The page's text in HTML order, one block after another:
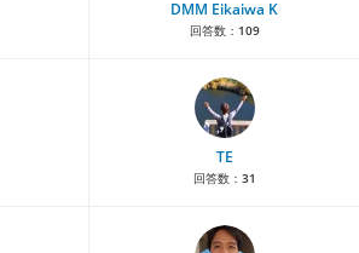
DMM Eikaiwa K
回答数： 109
TE
回答数： 31